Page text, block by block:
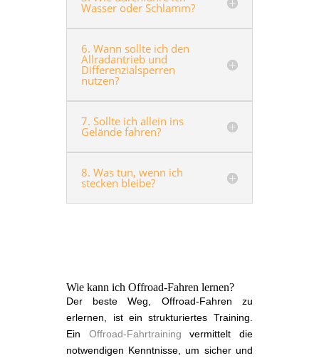
Wasser oder Schlamm?
6. Wann sollte ich den
Allradantrieb und
Differenzialsperren
nutzen?
7. Sollte ich allein ins
Gelände fahren?
8. Was tun, wenn ich
stecken bleibe?
Wie kann ich Offroad-Fahren lernen?
Der beste Weg, Offroad-Fahren zu
erlernen, ist ein strukturiertes Training.
Ein Offroad-Fahrtraining vermittelt die
notwendigen Kenntnisse, um sicher und